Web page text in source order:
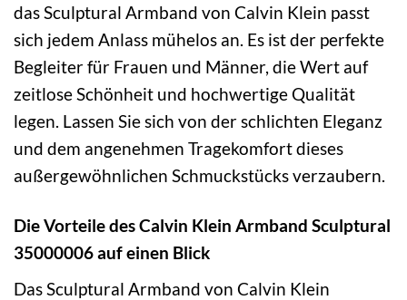
das Sculptural Armband von Calvin Klein passt
sich jedem Anlass mühelos an. Es ist der perfekte
Begleiter für Frauen und Männer, die Wert auf
zeitlose Schönheit und hochwertige Qualität
legen. Lassen Sie sich von der schlichten Eleganz
und dem angenehmen Tragekomfort dieses
außergewöhnlichen Schmuckstücks verzaubern.
Die Vorteile des Calvin Klein Armband Sculptural
35000006 auf einen Blick
Das Sculptural Armband von Calvin Klein